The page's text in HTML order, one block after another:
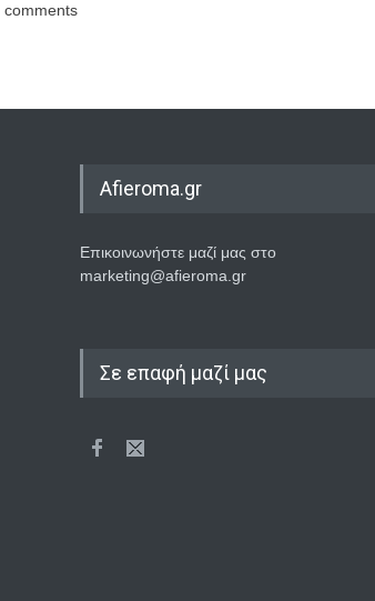
comments
Afieroma.gr
Επικοινωνήστε μαζί μας στο
marketing@afieroma.gr
Σε επαφή μαζί μας